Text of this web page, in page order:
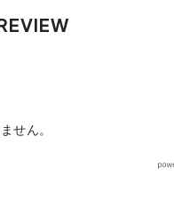
せん。